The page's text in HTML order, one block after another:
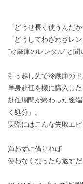
「どうせ長く使うんだ
「どうしてわざわざレ
“冷蔵庫のレンタル”と
引っ越し先で冷蔵庫の
単身赴任を機に購入し
赴任期間が終わった途
く処分」。
実際にはこんな失敗エピ
買わずに借りれば
使わなくなったら返す